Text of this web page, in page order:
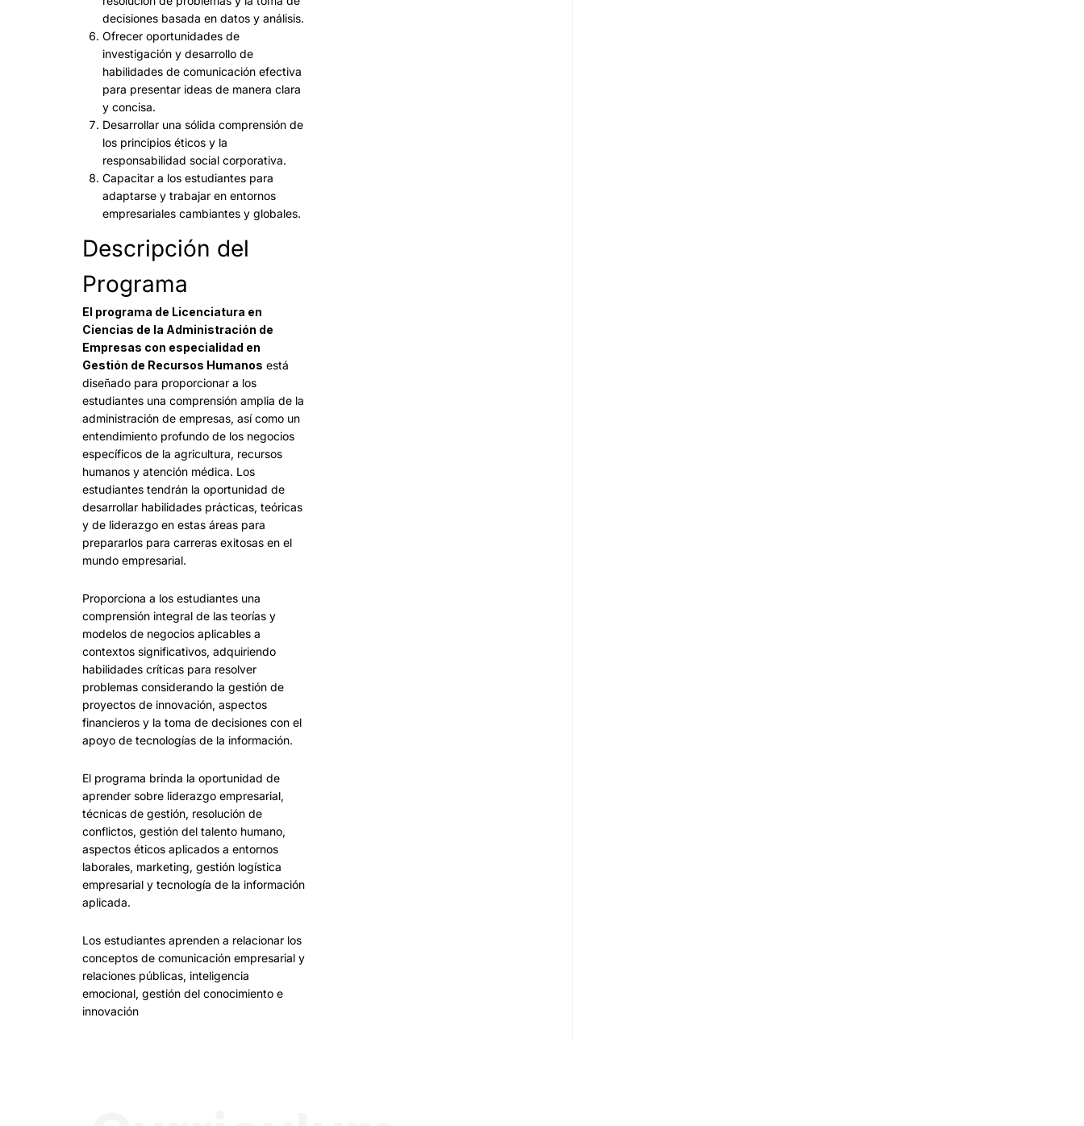
decisiones basada en datos y análisis.
Ofrecer oportunidades de
investigación y desarrollo de
habilidades de comunicación efectiva
para presentar ideas de manera clara
y concisa.
Desarrollar una sólida comprensión de
los principios éticos y la
responsabilidad social corporativa.
Capacitar a los estudiantes para
adaptarse y trabajar en entornos
empresariales cambiantes y globales.
Descripción del
Programa
El programa de Licenciatura en
Ciencias de la Administración de
Empresas con especialidad en
Gestión de Recursos Humanos está
diseñado para proporcionar a los
estudiantes una comprensión amplia de la
administración de empresas, así como un
entendimiento profundo de los negocios
específicos de la agricultura, recursos
humanos y atención médica. Los
estudiantes tendrán la oportunidad de
desarrollar habilidades prácticas, teóricas
y de liderazgo en estas áreas para
prepararlos para carreras exitosas en el
mundo empresarial.
Proporciona a los estudiantes una
comprensión integral de las teorías y
modelos de negocios aplicables a
contextos significativos, adquiriendo
habilidades críticas para resolver
problemas considerando la gestión de
proyectos de innovación, aspectos
financieros y la toma de decisiones con el
apoyo de tecnologías de la información.
El programa brinda la oportunidad de
aprender sobre liderazgo empresarial,
técnicas de gestión, resolución de
conflictos, gestión del talento humano,
aspectos éticos aplicados a entornos
laborales, marketing, gestión logística
empresarial y tecnología de la información
aplicada.
Los estudiantes aprenden a relacionar los
conceptos de comunicación empresarial y
relaciones públicas, inteligencia
emocional, gestión del conocimiento e
innovación